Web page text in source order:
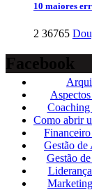
10 maiores
2 36765
Facebook
Coaching
Como abrir
Gestão de
Gestão